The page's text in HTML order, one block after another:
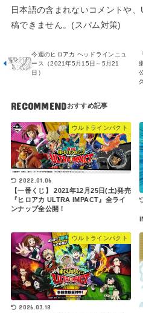
日本語の含まれないコメントや
稿できません。(スパム対策)
今週のヒロアカ ヘッドラインニュ
ース（2021年5月15日～5月21
日）
RECOMMEND
ウルトラインパクト
2022.01.06
【一番くじ】 2021年12月25日(土)発売
『ヒロアカ ULTRA IMPACT』全ライ
ンナップ全公開！
ウルトラインパクト
2026.03.18